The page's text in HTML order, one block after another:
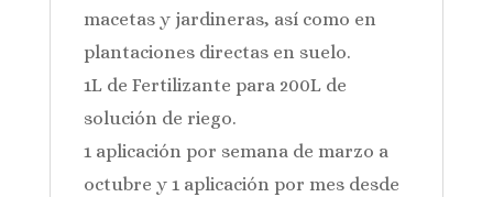
macetas y jardineras, así como en
plantaciones directas en suelo.
1L de Fertilizante para 200L de
solución de riego.
1 aplicación por semana de marzo a
octubre y 1 aplicación por mes desde